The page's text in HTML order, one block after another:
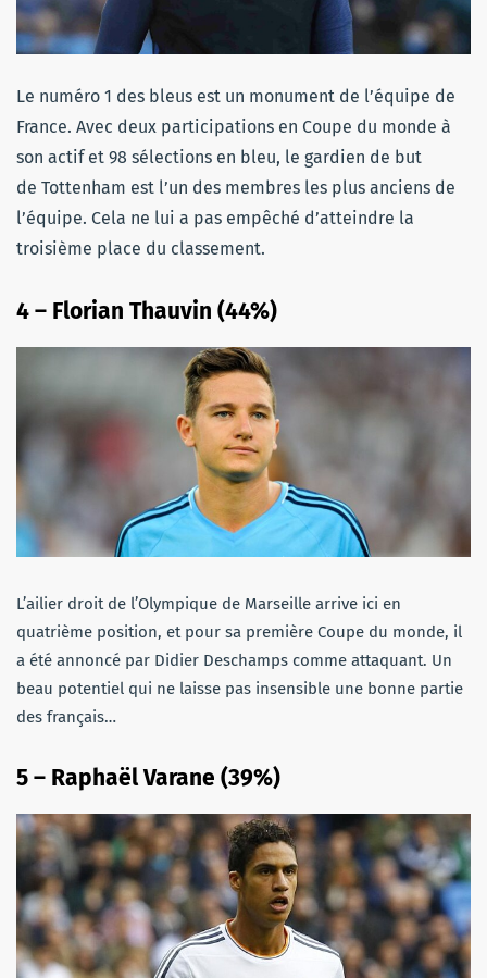
Le numéro 1 des bleus est un monument de l’équipe de
France. Avec deux participations en Coupe du monde à
son actif et 98 sélections en bleu, le gardien de but
de Tottenham est l’un des membres les plus anciens de
l’équipe. Cela ne lui a pas empêché d’atteindre la
troisième place du classement.
4 – Florian Thauvin (44%)
L’ailier droit de l’Olympique de Marseille arrive ici en
quatrième position, et pour sa première Coupe du monde, il
a été annoncé par Didier Deschamps comme attaquant. Un
beau potentiel qui ne laisse pas insensible une bonne partie
des français…
5 – Raphaël Varane (39%)